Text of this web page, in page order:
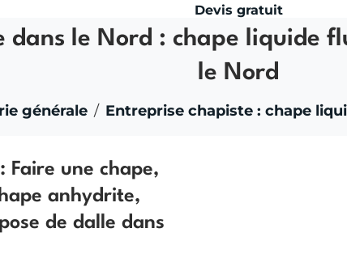
Devis gratuit
dans le Nord : chape liquide
le Nord
générale Entreprise chapiste : chape
Faire une chape,
anhydrite,
de dalle dans